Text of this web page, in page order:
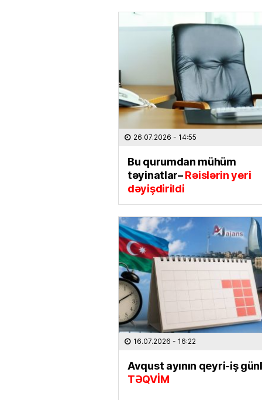
26.07.2026 - 14:55
Bu qurumdan mühüm
təyinatlar–Rəislərin yeri
dəyişdirildi
16.07.2026 - 16:22
Avqust ayının qeyri-iş
TƏQVİM